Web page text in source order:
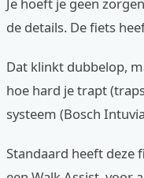
de details. De fiets
Dat klinkt dubbelop,
hoe hard je trapt
systeem (Bosch
Standaard heeft deze